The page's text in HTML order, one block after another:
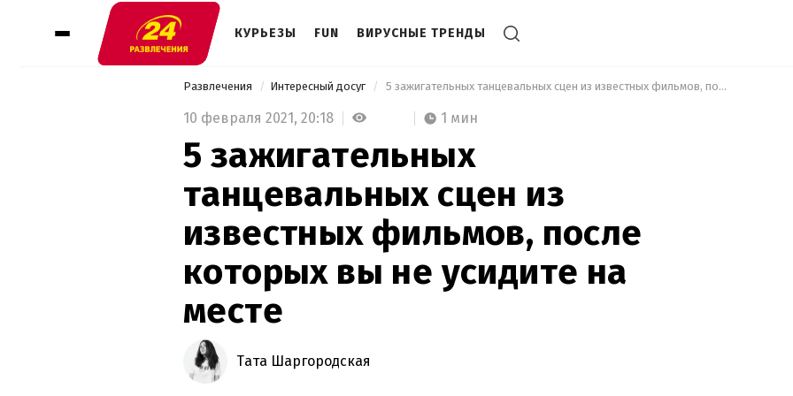
КУРЬЕЗЫ FUN ВИРУСНЫЕ ТРЕНДЫ
Развлечения Интересный досуг 5 зажигательных танцевальных сцен из известных фильмов, после которых вы не усидите на месте
10 февраля 2021, 20:18 1 мин
5 зажигательных
танцевальных сцен из
известных фильмов, после
которых вы не усидите на
месте
Тата Шаргородская